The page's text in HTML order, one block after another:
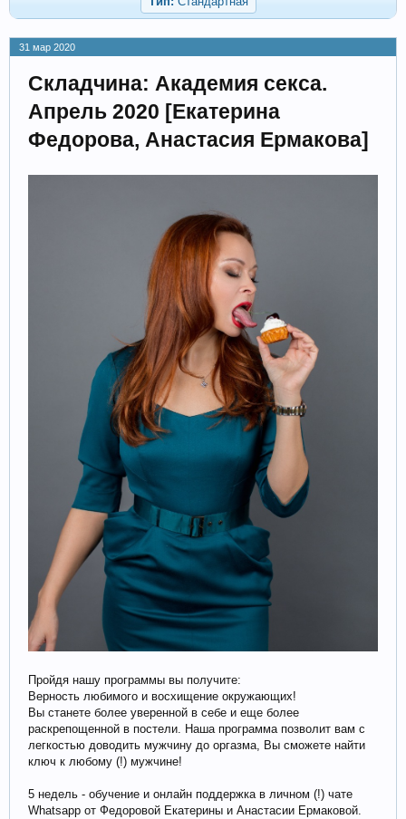
31 мар 2020
Складчина: Академия секса.
Апрель 2020 [Екатерина
Федорова, Анастасия Ермакова]
Пройдя нашу программы вы получите:
Верность любимого и восхищение окружающих!
Вы станете более уверенной в себе и еще более
раскрепощенной в постели. Наша программа позволит вам с
легкостью доводить мужчину до оргазма, Вы сможете найти
ключ к любому (!) мужчине!
5 недель - обучение и онлайн поддержка в личном (!) чате
Whatsapp от Федоровой Екатерины и Анастасии Ермаковой.